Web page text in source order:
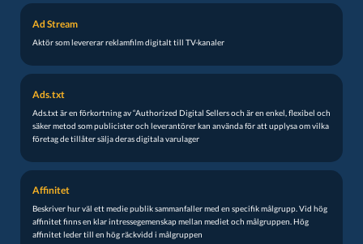
Ad Stream
Aktör som levererar reklamfilm digitalt till TV-kanaler
Ads.txt
Ads.txt är en förkortning av “Authorized Digital Sellers och är en enkel, flexibel och
säker metod som publicister och leverantörer kan använda för att upplysa om vilka
företag de tillåter sälja deras digitala varulager
Affinitet
Beskriver hur väl ett medie publik sammanfaller med en specifik målgrupp. Vid hög
affinitet finns en klar intressegemenskap mellan mediet och målgruppen. Hög
affinitet leder till en hög räckvidd i målgruppen